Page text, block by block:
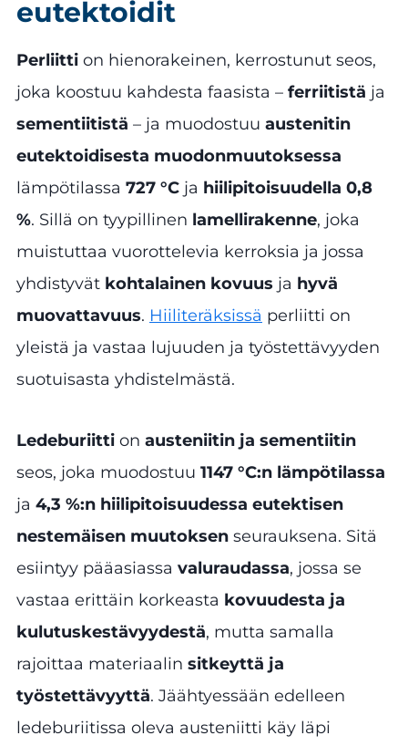
eutektoidit
Perliitti on hienorakeinen, kerrostunut seos,
joka koostuu kahdesta faasista – ferriitistä ja
sementiitistä – ja muodostuu austenitin
eutektoidisesta muodonmuutoksessa
lämpötilassa 727 °C ja hiilipitoisuudella 0,8
%. Sillä on tyypillinen lamellirakenne, joka
muistuttaa vuorottelevia kerroksia ja jossa
yhdistyvät kohtalainen kovuus ja hyvä
muovattavuus. Hiiliteräksissä perliitti on
yleistä ja vastaa lujuuden ja työstettävyyden
suotuisasta yhdistelmästä.
Ledeburiitti on austeniitin ja sementiitin
seos, joka muodostuu 1147 °C:n lämpötilassa
ja 4,3 %:n hiilipitoisuudessa eutektisen
nestemäisen muutoksen seurauksena. Sitä
esiintyy pääasiassa valuraudassa, jossa se
vastaa erittäin korkeasta kovuudesta ja
kulutuskestävyydestä, mutta samalla
rajoittaa materiaalin sitkeyttä ja
työstettävyyttä. Jäähtyessään edelleen
ledeburiitissa oleva austeniitti käy läpi